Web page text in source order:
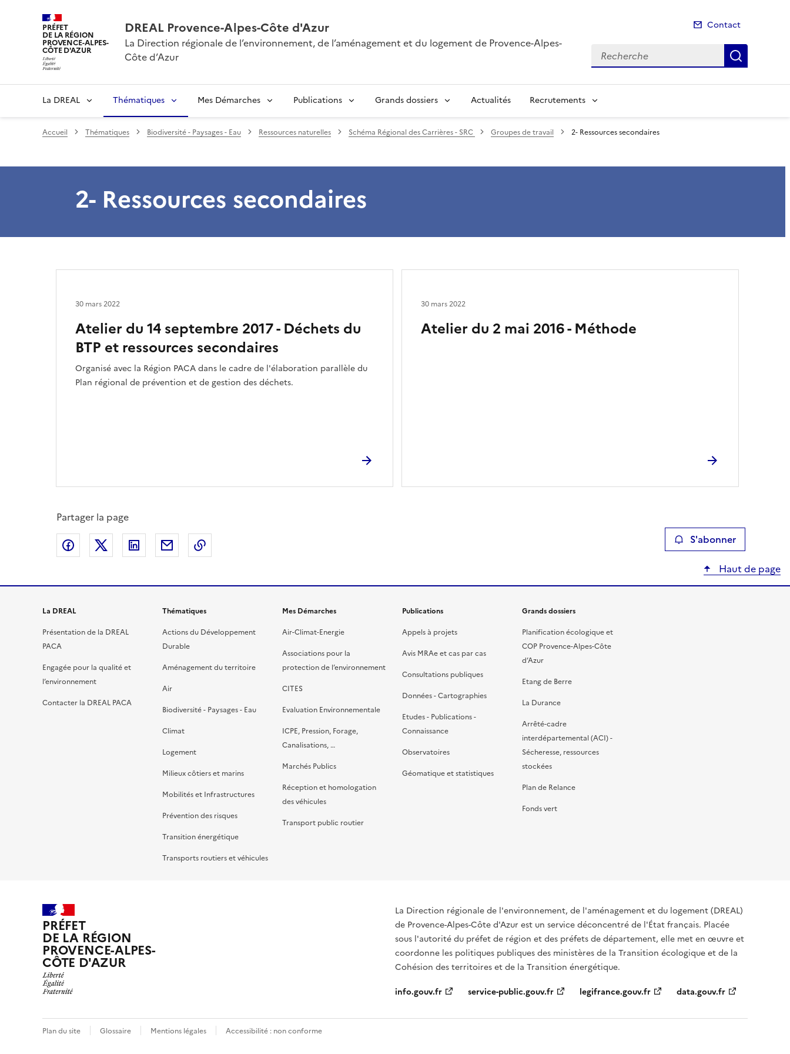
PRÉFET
DE LA RÉGION
PROVENCE-ALPES-
CÔTE D'AZUR
DREAL Provence-Alpes-Côte d'Azur
La Direction régionale de l’environnement, de l’aménagement et du logement de Provence-Alpes-
Côte d’Azur
Contact
Recherche
La DREAL Thématiques Mes Démarches Publications Grands dossiers Actualités Recrutements
Accueil Thématiques Biodiversité - Paysages - Eau Ressources naturelles Schéma Régional des Carrières - SRC Groupes de travail 2- Ressources secondaires
2- Ressources secondaires
Atelier du 14 septembre 2017 - Déchets du
BTP et ressources secondaires
Organisé avec la Région PACA dans le cadre de l'élaboration parallèle du
Plan régional de prévention et de gestion des déchets.
30 mars 2022
Atelier du 2 mai 2016 - Méthode
30 mars 2022
Partager la page
Partager sur Facebook
Partager sur XPartager sur LinkedIn
Partager par email S'abonner
Haut de page
La DREAL
Présentation de la DREAL
PACA
Engagée pour la qualité et
l’environnement
Contacter la DREAL PACA
Thématiques
Actions du Développement
Durable
Aménagement du territoire
Air
Biodiversité - Paysages - Eau
Climat
Logement
Milieux côtiers et marins
Mobilités et Infrastructures
Prévention des risques
Transition énergétique
Transports routiers et véhicules
Mes Démarches
Air-Climat-Energie
Associations pour la
protection de l’environnement
CITES
Evaluation Environnementale
ICPE, Pression, Forage,
Canalisations, …
Marchés Publics
Réception et homologation
des véhicules
Transport public routier
Publications
Appels à projets
Avis MRAe et cas par cas
Consultations publiques
Données - Cartographies
Etudes - Publications -
Connaissance
Observatoires
Géomatique et statistiques
Grands dossiers
Planification écologique et
COP Provence-Alpes-Côte
d’Azur
Etang de Berre
La Durance
Arrêté-cadre
interdépartemental (ACI) -
Sécheresse, ressources
stockées
Plan de Relance
Fonds vert
PRÉFET
DE LA RÉGION
PROVENCE-ALPES-
CÔTE D'AZUR
La Direction régionale de l'environnement, de l'aménagement et du logement (DREAL)
de Provence-Alpes-Côte d'Azur est un service déconcentré de l'État français. Placée
sous l'autorité du préfet de région et des préfets de département, elle met en œuvre et
coordonne les politiques publiques des ministères de la Transition écologique et de la
Cohésion des territoires et de la Transition énergétique.
info.gouv.fr
service-public.gouv.fr legifrance.gouv.fr data.gouv.fr
Plan du site Glossaire Mentions légales Accessibilité : non conforme